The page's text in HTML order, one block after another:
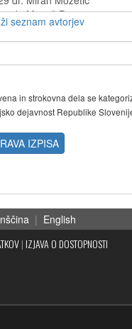
in strokovna dela se
dejavnost Republike
IZPISA
| English
| IZJAVA O DOSTOPNOSTI